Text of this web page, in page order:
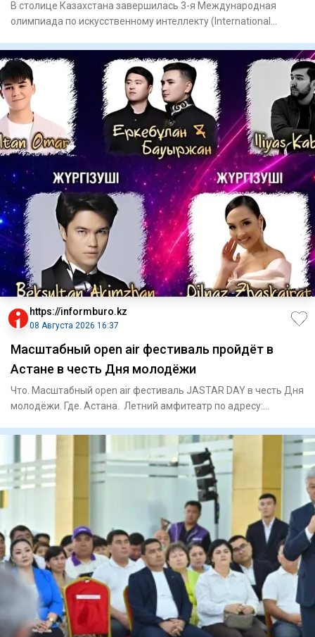
В столице Казахстана завершилась 3-я Международная
олимпиада по искусственному интеллекту (International
https://informburo.kz
08 Августа 2026 16:37
Масштабный open air фестиваль пройдёт в
Астане в честь Дня молодёжи
Что. Масштабный open air фестиваль JASTAR DAY в честь Дня
молодёжи. Где. Астана. Летний амфитеатр по адресу: